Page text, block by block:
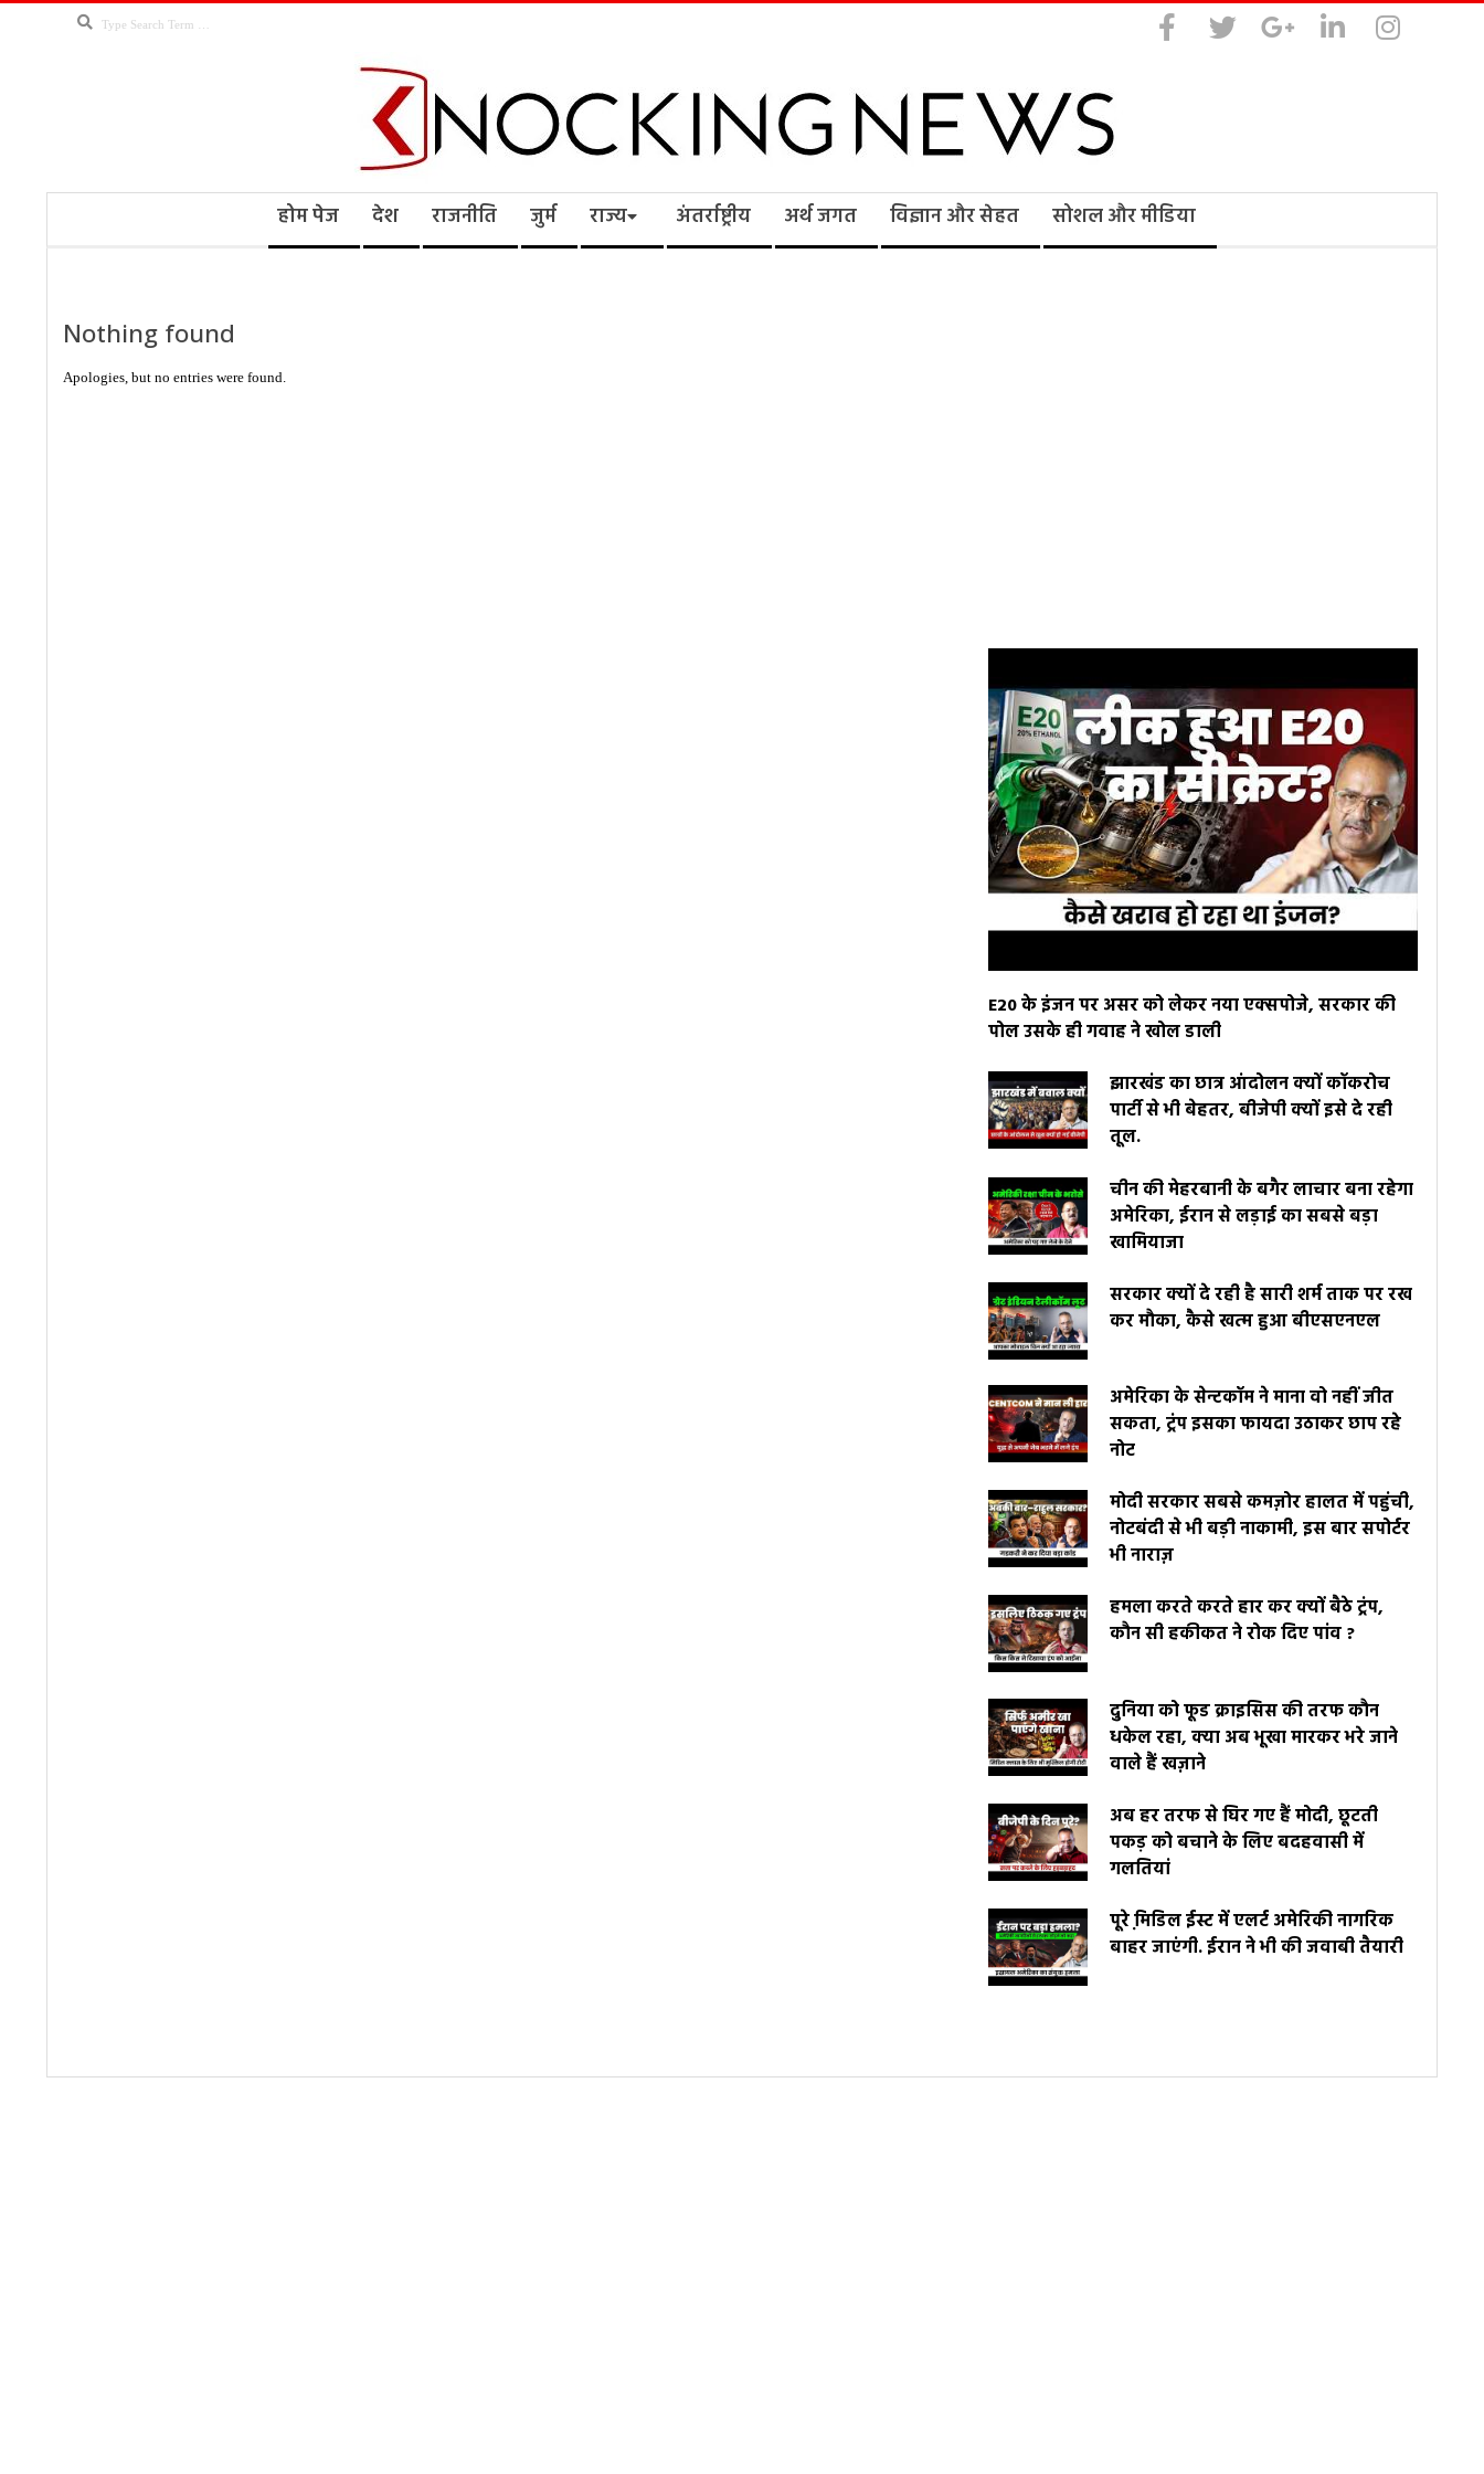
Search
Knocking
होम पेज देश राजनीति जुर्म राज्य अंतर्राष्ट्रीय अर्थ जगत विज्ञान और सेहत सोशल और मीडिया
Nothing found
Apologies, but no entries were found.
E20 के इंजन पर असर को लेकर नया एक्सपोजे, सरकार की
पोल उसके ही गवाह ने खोल डाली
झारखंड का छात्र आंदोलन क्यों कॉकरोच
पार्टी से भी बेहतर, बीजेपी क्यों इसे दे रही
तूल.
चीन की मेहरबानी के बगैर लाचार बना रहेगा
अमेरिका, ईरान से लड़ाई का सबसे बड़ा
खामियाजा
सरकार क्यों दे रही है सारी शर्म ताक पर रख
कर मौका, कैसे खत्म हुआ बीएसएनएल
अमेरिका के सेन्टकॉम ने माना वो नहीं जीत
सकता, ट्रंप इसका फायदा उठाकर छाप रहे
नोट
मोदी सरकार सबसे कमज़ोर हालत में पहुंची,
नोटबंदी से भी बड़ी नाकामी, इस बार सपोर्टर
भी नाराज़
हमला करते करते हार कर क्यों बैठे ट्रंप,
कौन सी हकीकत ने रोक दिए पांव ?
दुनिया को फूड क्राइसिस की तरफ कौन
धकेल रहा, क्या अब भूखा मारकर भरे जाने
वाले हैं खज़ाने
अब हर तरफ से घिर गए हैं मोदी, छूटती
पकड़ को बचाने के लिए बदहवासी में
गलतियां
पूरे मि़डिल ईस्ट में एलर्ट अमेरिकी नागरिक
बाहर जाएंगी. ईरान ने भी की जवाबी तैयारी